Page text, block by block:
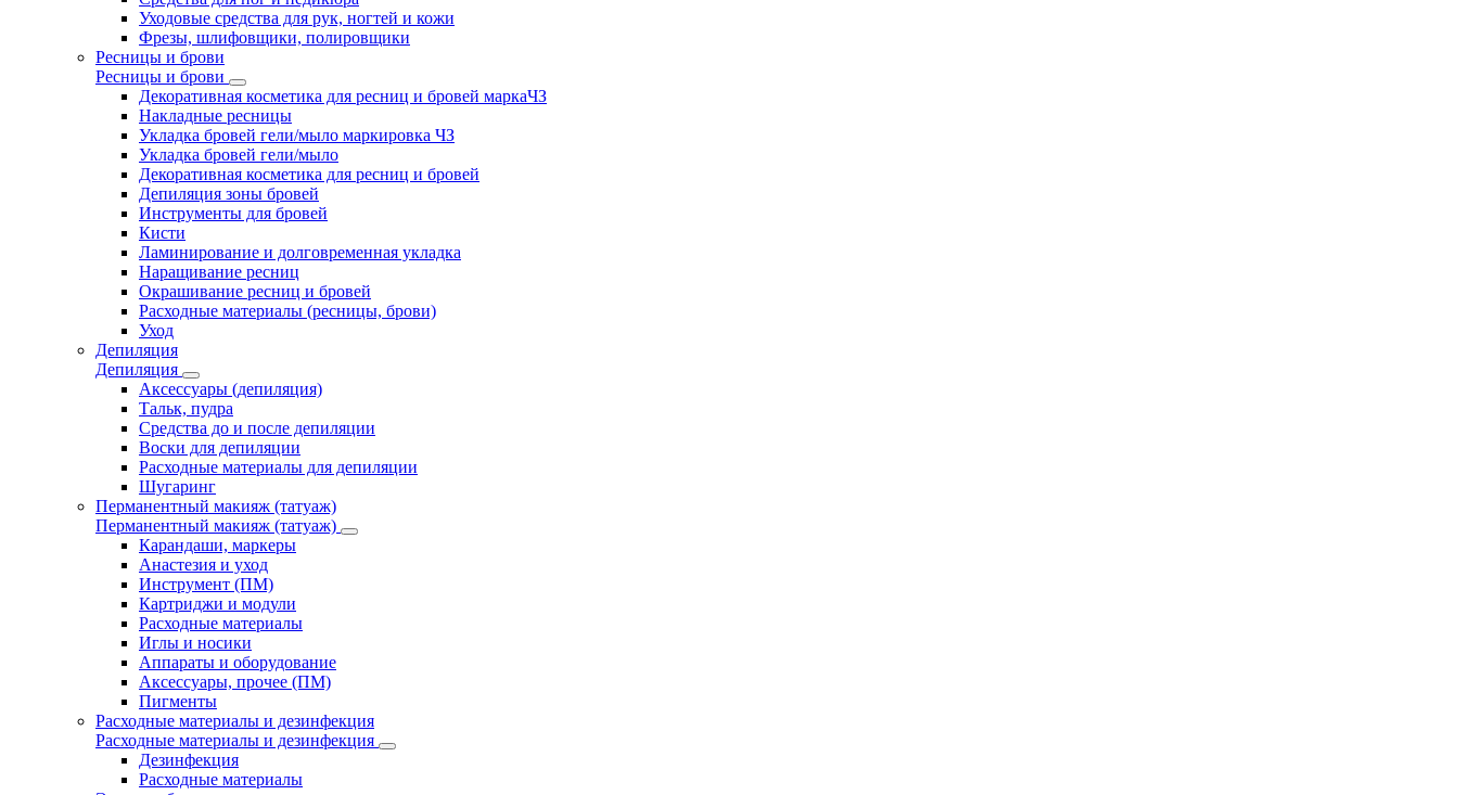
Уходовые средства для рук, ногтей и кожи
Фрезы, шлифовщики, полировщики
Ресницы и брови
Ресницы и брови
Декоративная косметика для ресниц и бровей маркаЧЗ
Накладные ресницы
Укладка бровей гели/мыло маркировка ЧЗ
Укладка бровей гели/мыло
Декоративная косметика для ресниц и бровей
Депиляция зоны бровей
Инструменты для бровей
Кисти
Ламинирование и долговременная укладка
Наращивание ресниц
Окрашивание ресниц и бровей
Расходные материалы (ресницы, брови)
Уход
Депиляция
Депиляция
Аксессуары (депиляция)
Тальк, пудра
Средства до и после депиляции
Воски для депиляции
Расходные материалы для депиляции
Шугаринг
Перманентный макияж (татуаж)
Перманентный макияж (татуаж)
Карандаши, маркеры
Анастезия и уход
Инструмент (ПМ)
Картриджи и модули
Расходные материалы
Иглы и носики
Аппараты и оборудование
Аксессуары, прочее (ПМ)
Пигменты
Расходные материалы и дезинфекция
Расходные материалы и дезинфекция
Дезинфекция
Расходные материалы